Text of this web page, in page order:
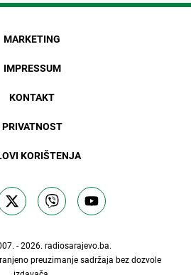
MARKETING
IMPRESSUM
KONTAKT
PRIVATNOST
KORIŠTENJA
- 2026. radiosarajevo.ba.
preuzimanje sadržaja bez dozvole